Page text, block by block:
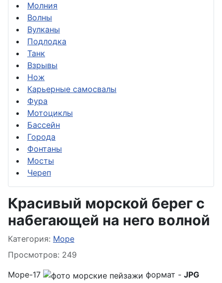
Молния
Волны
Вулканы
Подлодка
Танк
Взрывы
Нож
Карьерные самосвалы
Фура
Мотоциклы
Бассейн
Города
Фонтаны
Мосты
Череп
Красивый морской берег с
набегающей на него волной
Информация о материале
Категория: Море
Просмотров: 249
Море-17
формат - JPG